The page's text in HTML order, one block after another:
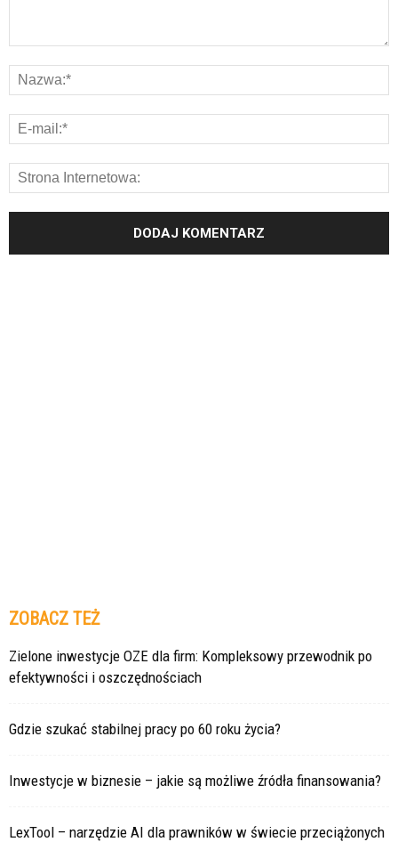
ZOBACZ TEŻ
Zielone inwestycje OZE dla firm: Kompleksowy przewodnik po
efektywności i oszczędnościach
Gdzie szukać stabilnej pracy po 60 roku życia?
Inwestycje w biznesie – jakie są możliwe źródła finansowania?
LexTool – narzędzie AI dla prawników w świecie przeciążonych